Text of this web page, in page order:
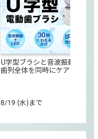
U字型ブラシと音波振動で
歯列全体を同時にケア
8/19 (水)まで